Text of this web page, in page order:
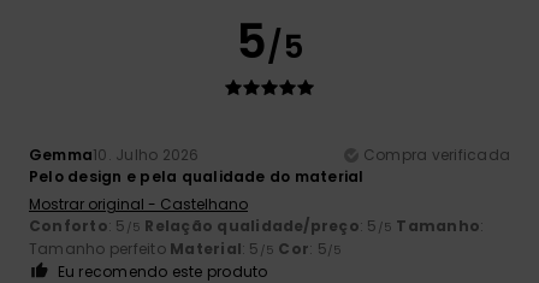
5/5
Gemma10. Julho 2026
Compra verificada
Pelo design e pela qualidade do material
Mostrar original - Castelhano
Conforto: 5 /5 Relação qualidade/preço: 5 /5 Tamanho:
Tamanho perfeito Material: 5 /5 Cor: 5/5
Eu recomendo este produto